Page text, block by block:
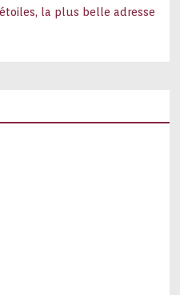
la plus belle adresse